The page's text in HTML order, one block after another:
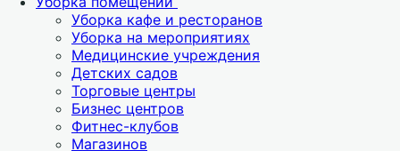
Уборка кафе и ресторанов
Уборка на мероприятиях
Медицинские учреждения
Детских садов
Торговые центры
Бизнес центров
Фитнес-клубов
Магазинов